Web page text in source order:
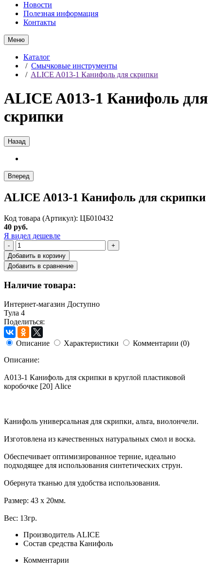
Новости
Полезная информация
Контакты
Меню
Каталог
/ Смычковые инструменты
/ ALICE A013-1 Канифоль для скрипки
ALICE A013-1 Канифоль для
скрипки
Назад
Вперед
ALICE A013-1 Канифоль для скрипки
Код товара (Артикул): ЦБ010432
40 руб.
Я видел дешевле
-
+
Добавить в корзину
Добавить в сравнение
Наличие товара:
Интернет-магазин Доступно
Тула 4
Поделиться:
Описание Характеристики
Комментарии (0)
Описание:
A013-1 Канифоль для скрипки в круглой пластиковой
коробочке [20] Alice
Канифоль универсальная для скрипки, альта, виолончели.
Изготовлена из качественных натуральных смол и воска.
Обеспечивает оптимизированное терние, идеально
подходящее для использования синтетических струн.
Обернута тканью для удобства использования.
Размер: 43 х 20мм.
Вес: 13гр.
Производитель ALICE
Состав средства Канифоль
Комментарии